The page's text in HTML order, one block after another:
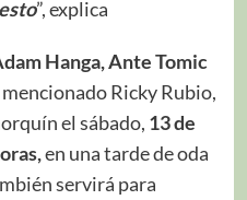
”, explica
Hanga, Ante Tomic
Ricky Rubio,
el sábado, 13 de
en una tarde de oda
servirá para